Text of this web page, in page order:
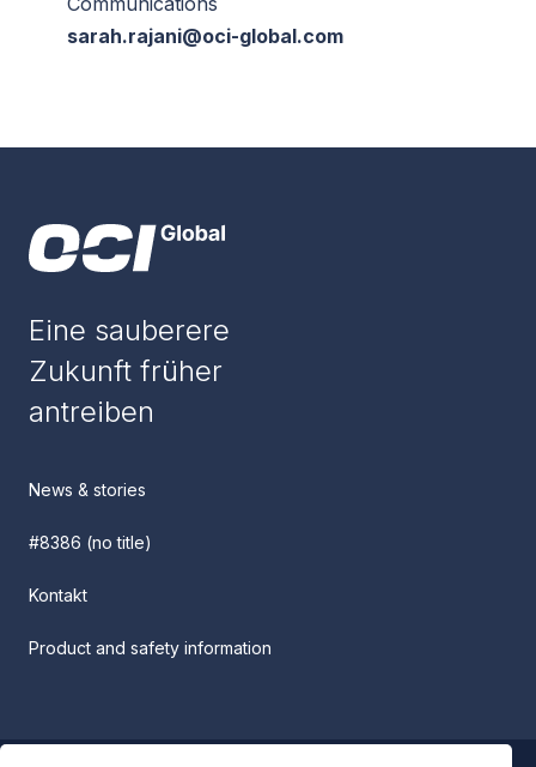
sarah.rajani@oci-global.com
Eine sauberere
Zukunft früher
antreiben
News & stories
#8386 (no title)
Kontakt
Product and safety information